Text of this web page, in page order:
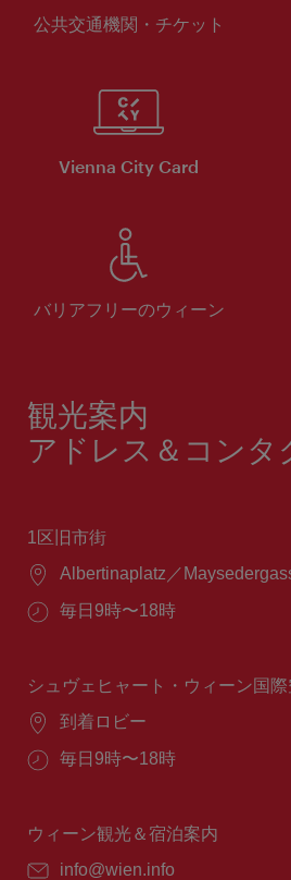
公共交通機関・チケット
Vienna City Card
バリアフリーのウィーン
観光案内
アドレス＆コンタ
1区旧市街
場
Albertinaplatz／
営
間：
毎日9時〜18時
シュヴェヒャート・ウィーン国際
場
到着ロビー
営
間：
毎日9時〜18時
ウィーン観光＆宿泊案内
E
info@wien.info